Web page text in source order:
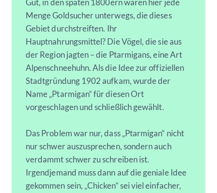
Gut, in den späten 1800ern waren hier jede
Menge Goldsucher unterwegs, die dieses
Gebiet durchstreiften. Ihr
Hauptnahrungsmittel? Die Vögel, die sie aus
der Region jagten – die Ptarmigans, eine Art
Alpenschneehuhn. Als die Idee zur offiziellen
Stadtgründung 1902 aufkam, wurde der
Name „Ptarmigan“ für diesen Ort
vorgeschlagen und schließlich gewählt.
Das Problem war nur, dass „Ptarmigan“ nicht
nur schwer auszusprechen, sondern auch
verdammt schwer zu schreiben ist.
Irgendjemand muss dann auf die geniale Idee
gekommen sein, „Chicken“ sei viel einfacher,